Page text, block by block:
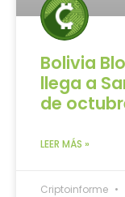
Bolivia
llega a
de
LEER MÁS »
Criptoinforme